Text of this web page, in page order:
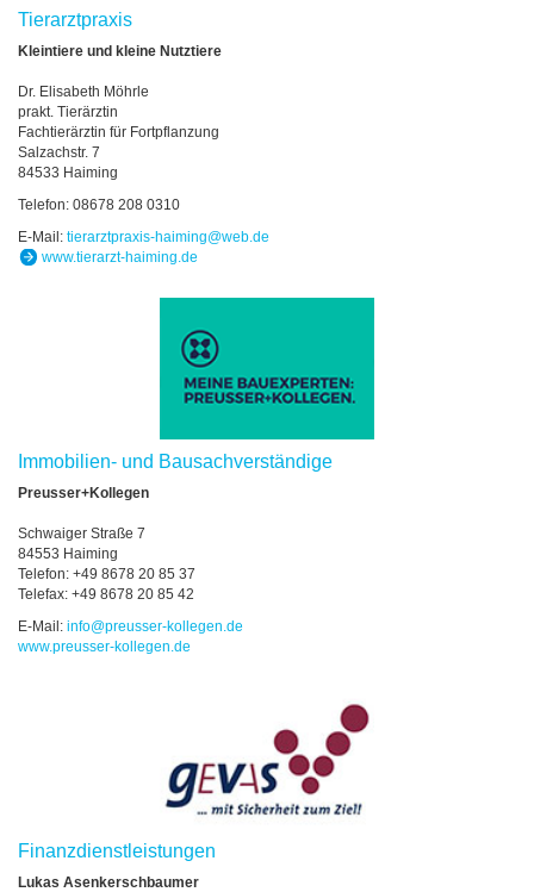
Tierarztpraxis
Kleintiere und kleine Nutztiere
Dr. Elisabeth Möhrle
prakt. Tierärztin
Fachtierärztin für Fortpflanzung
Salzachstr. 7
84533 Haiming
Telefon: 08678 208 0310
E-Mail: tierarztpraxis-haiming@web.de
www.tierarzt-haiming.de
Immobilien- und Bausachverständige
Preusser+Kollegen
Schwaiger Straße 7
84553 Haiming
Telefon: +49 8678 20 85 37
Telefax: +49 8678 20 85 42
E-Mail: info@preusser-kollegen.de
www.preusser-kollegen.de
Finanzdienstleistungen
Lukas Asenkerschbaumer